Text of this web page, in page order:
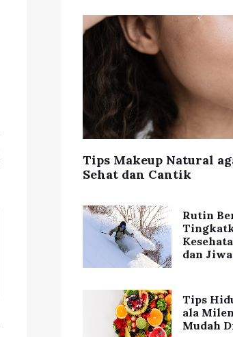
Tips Makeup Natural
Sehat dan Cantik
Rutin
dan Jiwa
Tips
ala
Mudah